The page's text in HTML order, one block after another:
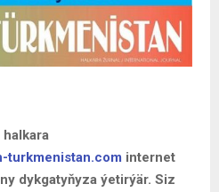
halkara
turkmenistan.com internet
dykgatyňyza ýetirýär. Siz